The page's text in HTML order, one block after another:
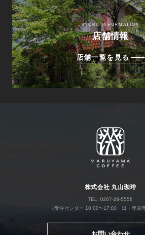
STORE INFORMATION
店舗情報
店舗一覧を見る
株式会社 丸山珈琲
TEL: 0267-26-5556
（受注センター 10:00〜17:00 日・年末